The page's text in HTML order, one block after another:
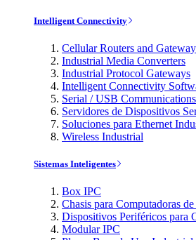
Intelligent Connectivity
Cellular Routers and
Industrial Media Converters
Industrial Protocol Gateways
Intelligent Connectivity
Serial / USB Communications
Servidores de Dispositivos
Soluciones para Ethernet
Wireless Industrial
Sistemas Inteligentes
Box IPC
Chasis para Computadoras
Dispositivos Periféricos para
Modular IPC